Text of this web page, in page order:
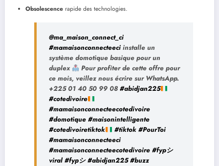
Obsolescence rapide des technologies.
@ma_maison_connect_ci
#mamaisonconnecteeci installe un
système domotique basique pour un
duplex
Pour profiter de cette offre pour
ce mois, veillez nous écrire sur WhatsApp.
+225 01 40 50 99 08 #abidjan225
#cotedivoire
#mamaisonconnecteecotedivoire
#domotique #maisonintelligente
#cotedivoiretiktok
#tiktok #PourToi
#mamaisonconnecteeci
#mamaisonconnecteecotedivoire #fypシ゚
viral #fypシ #abidjan225 #buzz